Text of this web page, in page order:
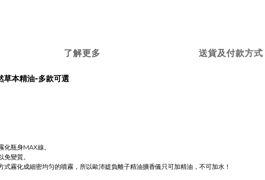
了解更多 送貨及付款方式
本精油-多款可選
瓶身MAX線。
免變質。
霧化成細密均匀的噴霧，所以歐沛媞負離子精油擴香儀只可加精油，不可加水！